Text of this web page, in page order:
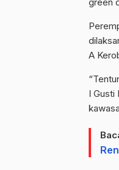
A
I Gusti